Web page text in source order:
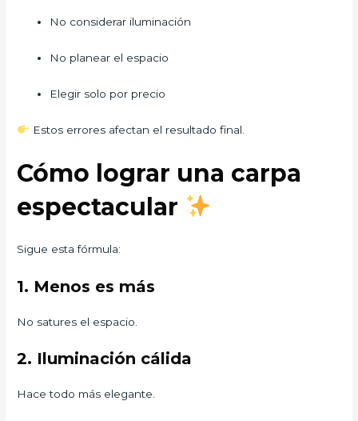
No considerar iluminación
No planear el espacio
Elegir solo por precio
Estos errores afectan el resultado final.
Cómo lograr una carpa
espectacular
Sigue esta fórmula:
1. Menos es más
No satures el espacio.
2. Iluminación cálida
Hace todo más elegante.